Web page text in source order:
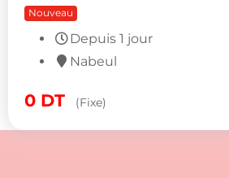
Nouveau
DT (Fixe)